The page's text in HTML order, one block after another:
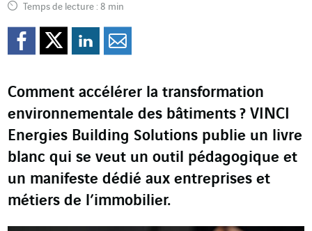
Temps de lecture : 8 min
Partager sur Facebook
Partager sur Twitter
Partager sur
Comment accélérer la transformation
environnementale des bâtiments ? VINCI
Energies Building Solutions publie un livre
blanc qui se veut un outil pédagogique et
un manifeste dédié aux entreprises et
métiers de l’immobilier.